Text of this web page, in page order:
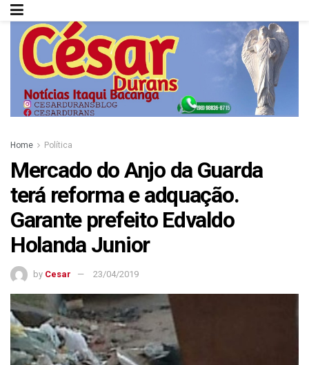
Home Política
Mercado do Anjo da Guarda
terá reforma e adquação.
Garante prefeito Edvaldo
Holanda Junior
by Cesar 23/04/2019